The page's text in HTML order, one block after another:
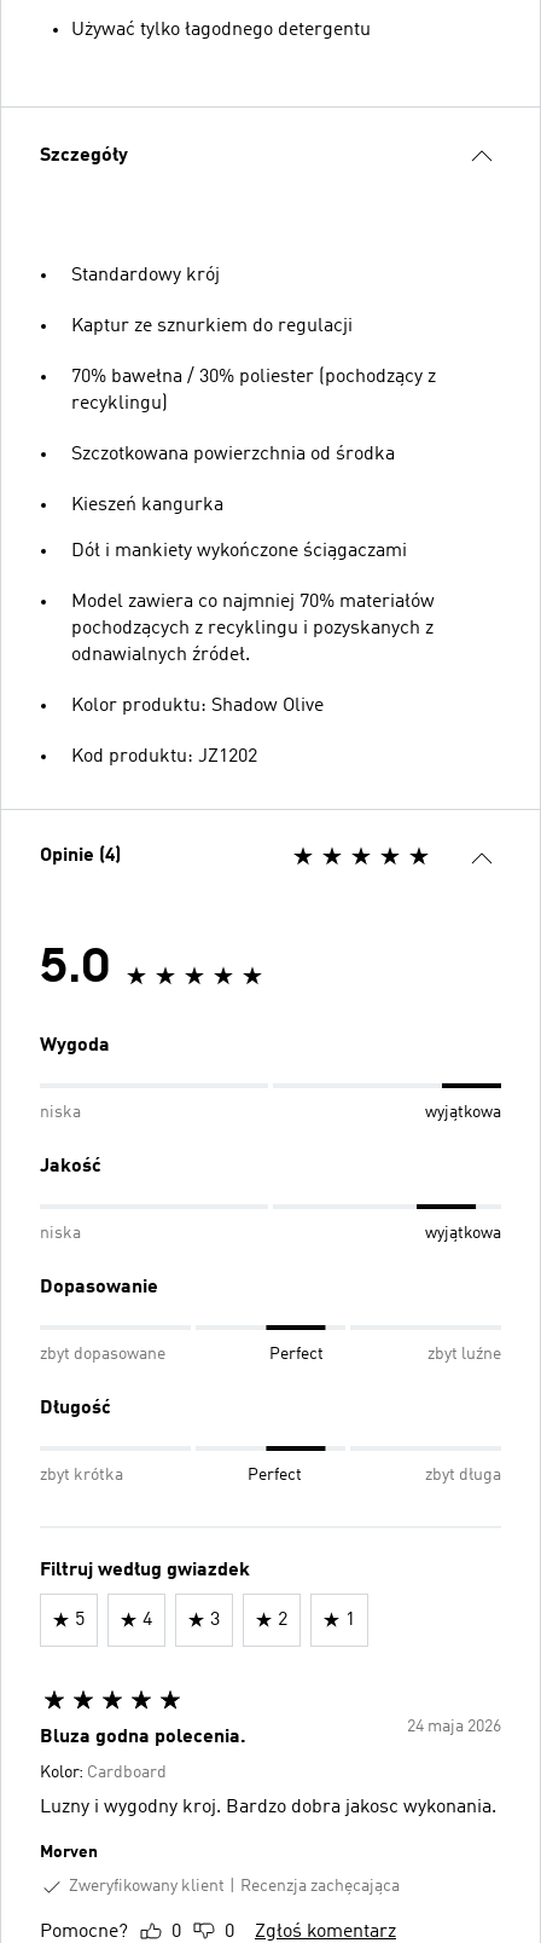
Używać tylko łagodnego detergentu
Szczegóły
Standardowy krój
Kaptur ze sznurkiem do regulacji
70% bawełna / 30% poliester (pochodzący z
recyklingu)
Szczotkowana powierzchnia od środka
Kieszeń kangurka
Dół i mankiety wykończone ściągaczami
Model zawiera co najmniej 70% materiałów
pochodzących z recyklingu i pozyskanych z
odnawialnych źródeł.
Kolor produktu: Shadow Olive
Kod produktu: JZ1202
Opinie (4)
5.0
Wygoda
niska wyjątkowa
Jakość
niska wyjątkowa
Dopasowanie
zbyt dopasowane Perfect zbyt luźne
Długość
zbyt krótka Perfect zbyt długa
Filtruj według gwiazdek
5 4 3 2 1
24 maja 2026
Bluza godna polecenia.
Kolor: Cardboard
Luzny i wygodny kroj. Bardzo dobra jakosc wykonania.
Morven
Zweryfikowany klient
Recenzja zachęcająca
Pomocne? 0 0 Zgłoś komentarz